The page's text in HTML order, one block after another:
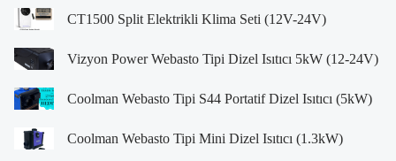
CT1500 Split Elektrikli Klima Seti (12V-24V)
Vizyon Power Webasto Tipi Dizel Isıtıcı 5kW (12-24V)
Coolman Webasto Tipi S44 Portatif Dizel Isıtıcı (5kW)
Coolman Webasto Tipi Mini Dizel Isıtıcı (1.3kW)